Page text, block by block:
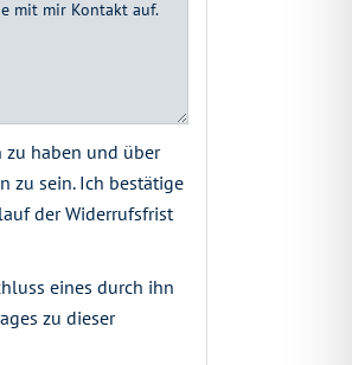
zu haben und über
zu sein. Ich bestätige
der Widerrufsfrist
eines durch ihn
zu dieser